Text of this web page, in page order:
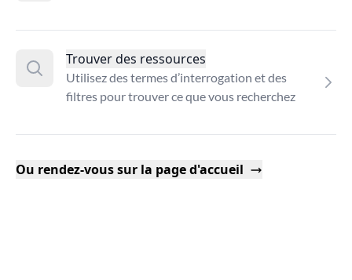
Trouver des ressources
Utilisez des termes d’interrogation et des
filtres pour trouver ce que vous recherchez
Ou rendez-vous sur la page d'accueil